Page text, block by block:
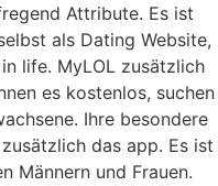
Attribute. Es ist
als Dating Website,
life. MyLOL zusätzlich
es kostenlos, suchen
Ihre besondere
das app. Es ist
Männern und Frauen.